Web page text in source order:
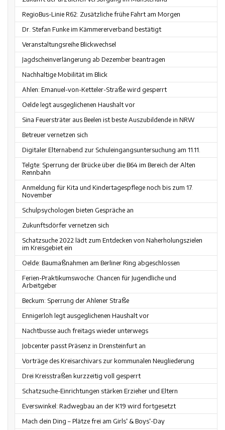
RegioBus-Linie R62: Zusätzliche frühe Fahrt am Morgen
Dr. Stefan Funke im Kämmererverband bestätigt
Veranstaltungsreihe Blickwechsel
Jagdscheinverlängerung ab Dezember beantragen
Nachhaltige Mobilität im Blick
Ahlen: Emanuel-von-Ketteler-Straße wird gesperrt
Oelde legt ausgeglichenen Haushalt vor
Sina Feuersträter aus Beelen ist beste Auszubildende in NRW
Betreuer vernetzen sich
Digitaler Elternabend zur Schuleingangsuntersuchung am 11.11.
Telgte: Sperrung der Brücke über die B64 im Bereich der Alten
Rennbahn
Anmeldung für Kita und Kindertagespflege noch bis zum 17.
November
Schulpsychologen bieten Gespräche an
Zukunftsdörfer vernetzen sich
Schatzsuche 2022 lädt zum Entdecken von Naherholungszielen
im Kreisgebiet ein
Oelde: Baumaßnahmen am Berliner Ring abgeschlossen
Ferien-Praktikumswoche: Chancen für Jugendliche und
Arbeitgeber
Beckum: Sperrung der Ahlener Straße
Ennigerloh legt ausgeglichenen Haushalt vor
Nachtbusse auch freitags wieder unterwegs
Jobcenter passt Präsenz in Drensteinfurt an
Vorträge des Kreisarchivars zur kommunalen Neugliederung
Drei Kreisstraßen kurzzeitig voll gesperrt
Schatzsuche-Einrichtungen stärken Erzieher und Eltern
Everswinkel: Radwegbau an der K19 wird fortgesetzt
Mach dein Ding – Plätze frei am Girls‘ & Boys‘-Day